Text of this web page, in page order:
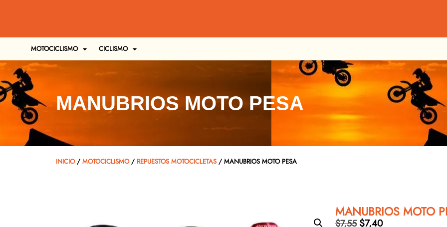
MOTOCICLISMO CICLISMO
MANUBRIOS MOTO PESA
INICIO/ MOTOCICLISMO/ REPUESTOS MOTOCICLETAS / MANUBRIOS MOTO PESA
MANUBRIOS MOTO
$7,55 $7,40